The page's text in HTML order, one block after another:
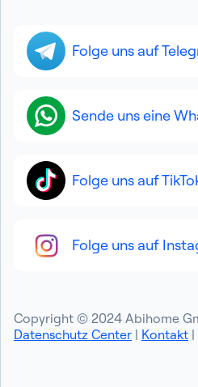
Folge uns auf
Sende uns eine
Folge uns auf
Folge uns auf
Copyright © 2024 Abihome
Datenschutz Center | Kontakt |